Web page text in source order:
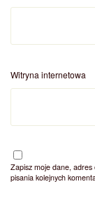
Witryna internetowa
Zapisz moje dane, adres
pisania kolejnych